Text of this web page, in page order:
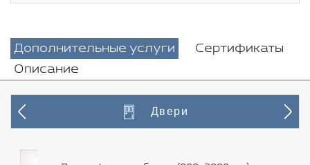
Дополнительные услуги
Сертификаты
Описание
Двери